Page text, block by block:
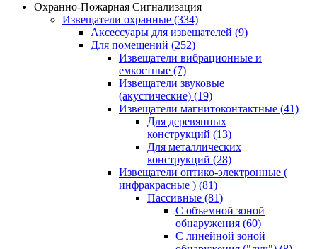
Охранно-Пожарная Сигнализация
Извещатели охранные (334)
Аксессуары для извещателей (9)
Для помещений (252)
Извещатели вибрационные и
емкостные (7)
Извещатели звуковые
(акустические) (19)
Извещатели магнитоконтактные (41)
Для деревянных
конструкций (13)
Для металлических
конструкций (28)
Извещатели оптико-электронные (
инфракрасные ) (81)
Пассивные (81)
С объемной зоной
обнаружения (60)
С линейной зоной